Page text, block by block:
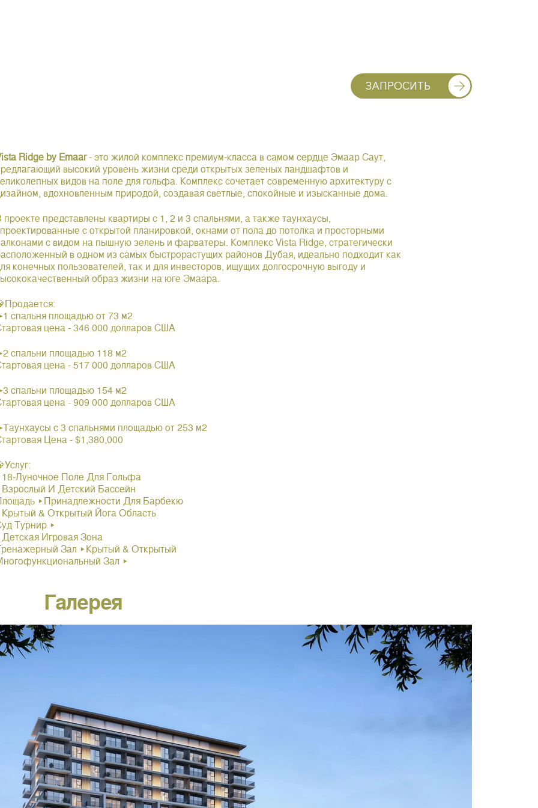
ЗАПРОСИТЬ
Ridge by Emaar- это жилой комплекс премиум-класса в самом сердце Эмаар Саут,
высокий уровень жизни среди открытых зеленых ландшафтов и
видов на поле для гольфа. Комплекс сочетает современную архитектуру с
вдохновленным природой, создавая светлые, спокойные и изысканные дома.
проекте представлены квартиры с 1, 2 и 3 спальнями, а также таунхаусы,
с открытой планировкой, окнами от пола до потолка и просторными
с видом на пышную зелень и фарватеры. Комплекс Vista Ridge, стратегически
в одном из самых быстрорастущих районов Дубая, идеально подходит как
конечных пользователей, так и для инвесторов, ищущих долгосрочную выгоду и
образ жизни на юге Эмаара.
спальня площадью от 73 м2
цена - 346 000 долларов США
спальни площадью 118 м2
цена - 517 000 долларов США
спальни площадью 154 м2
цена - 909 000 долларов США
с 3 спальнями площадью от 253 м2
Цена - $1,380,000
Луночное Поле Для Гольфа
И Детский Бассейн
▸Принадлежности Для Барбекю
& Открытый Йога Область
Турнир ▸
Игровая Зона
Зал ▸Крытый & Открытый
Зал ▸
Галерея